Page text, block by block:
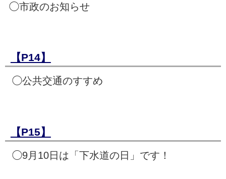
◯市政のお知らせ
【P14】
◯公共交通のすすめ
【P15】
◯9月10日は「下水道の日」です！